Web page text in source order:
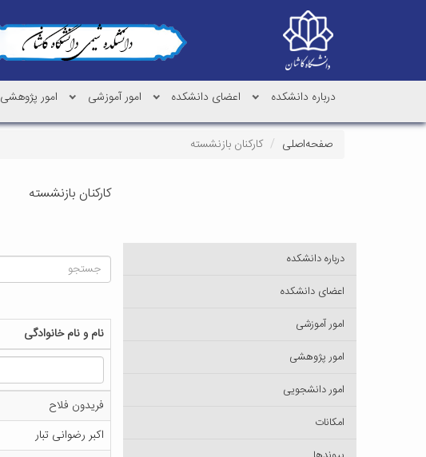
درباره دانشکده اعضای دانشکده امور آموزشی امور پژوهشی
صفحه‌اصلی کارکنان بازنشسته
کارکنان بازنشسته
نام و نام خانوادگی
فریدون فلاح
اکبر رضوانی تبار
درباره دانشکده
اعضای دانشکده
امور آموزشی
امور پژوهشی
امور دانشجویی
امکانات